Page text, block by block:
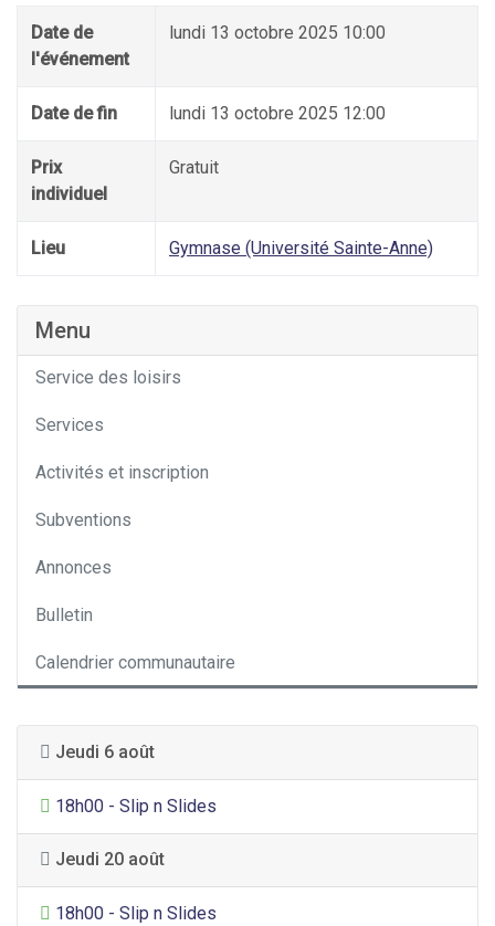
Date de
l'événement
lundi 13 octobre 2025 10:00
Date de fin lundi 13 octobre 2025 12:00
Prix
individuel
Gratuit
Lieu Gymnase (Université Sainte-Anne)
Menu
Service des loisirs
Services
Activités et inscription
Subventions
Annonces
Bulletin
Calendrier communautaire
Jeudi 6 août
Divertissement général
18h00 - Slip n Slides
Jeudi 20 août
Divertissement général
18h00 - Slip n Slides